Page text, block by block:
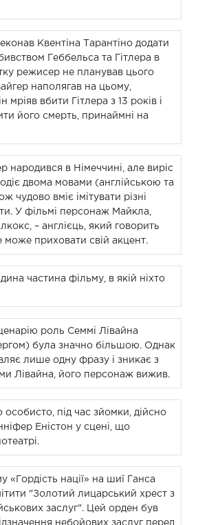
Квентіна Тарантіно додати
Геббельса та Гітлера в
режисер не планував цього
наполягав на цьому,
вбити Гітлера з 13 років і
його смерть, принаймні на
народився в Німеччині, але виріс
двома мовами (англійською та
чудово вміє імітувати різні
У фільмі персонаж Майкла,
– англієць, який говорить
може приховати свій акцент.
частина фільму, в якій ніхто
роль Семмі Лівайна
була значно більшою. Однак
лише одну фразу і зникає з
Лівайна, його персонаж вижив.
особисто, під час зйомки, дійсно
Еністон у сцені, що
«Гордість нації» на шиї Ганса
"Золотий лицарський хрест з
заслуг". Цей орден був
небойових заслуг перед